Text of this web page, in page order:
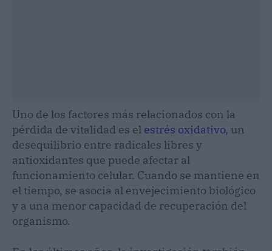
Uno de los factores más relacionados con la
pérdida de vitalidad es el estrés oxidativo, un
desequilibrio entre radicales libres y
antioxidantes que puede afectar al
funcionamiento celular. Cuando se mantiene en
el tiempo, se asocia al envejecimiento biológico
y a una menor capacidad de recuperación del
organismo.